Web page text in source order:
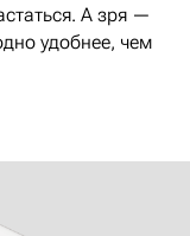
А зря —
удобнее, чем